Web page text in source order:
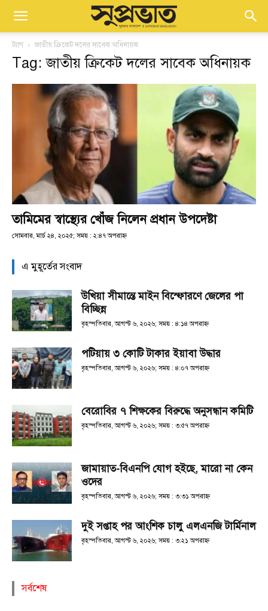
ট্যাগ জাতীয় ক্রিকেট দলের সাবেক অধিনায়ক
Tag: জাতীয় ক্রিকেট দলের সাবেক অধিনায়ক
তামিমের স্বাস্থ্যের খোঁজ নিলেন প্রধান উপদেষ্টা
সোমবার, মার্চ ২৪, ২০২৫; সময় : ২:৪৭ অপরাহ্ণ
এ মুহূর্তের সংবাদ
উখিয়া সীমান্তে মাইন বিস্ফোরণে জেলের পা
বিচ্ছিন্ন
বৃহস্পতিবার, আগস্ট ৬, ২০২৬; সময় : ৪:১৪ অপরাহ্ণ
পটিয়ায় ৩ কোটি টাকার ইয়াবা উদ্ধার
বৃহস্পতিবার, আগস্ট ৬, ২০২৬; সময় : ৪:০৭ অপরাহ্ণ
বেরোবির ৭ শিক্ষকের বিরুদ্ধে অনুসন্ধান কমিটি
বৃহস্পতিবার, আগস্ট ৬, ২০২৬; সময় : ৩:৫৭ অপরাহ্ণ
জামায়াত-বিএনপি যোগ হইছে, মারো না কেন
ওদের
বৃহস্পতিবার, আগস্ট ৬, ২০২৬; সময় : ৩:৩১ অপরাহ্ণ
দুই সপ্তাহ পর আংশিক চালু এলএনজি টার্মিনাল
বৃহস্পতিবার, আগস্ট ৬, ২০২৬; সময় : ৩:২১ অপরাহ্ণ
সর্বশেষ